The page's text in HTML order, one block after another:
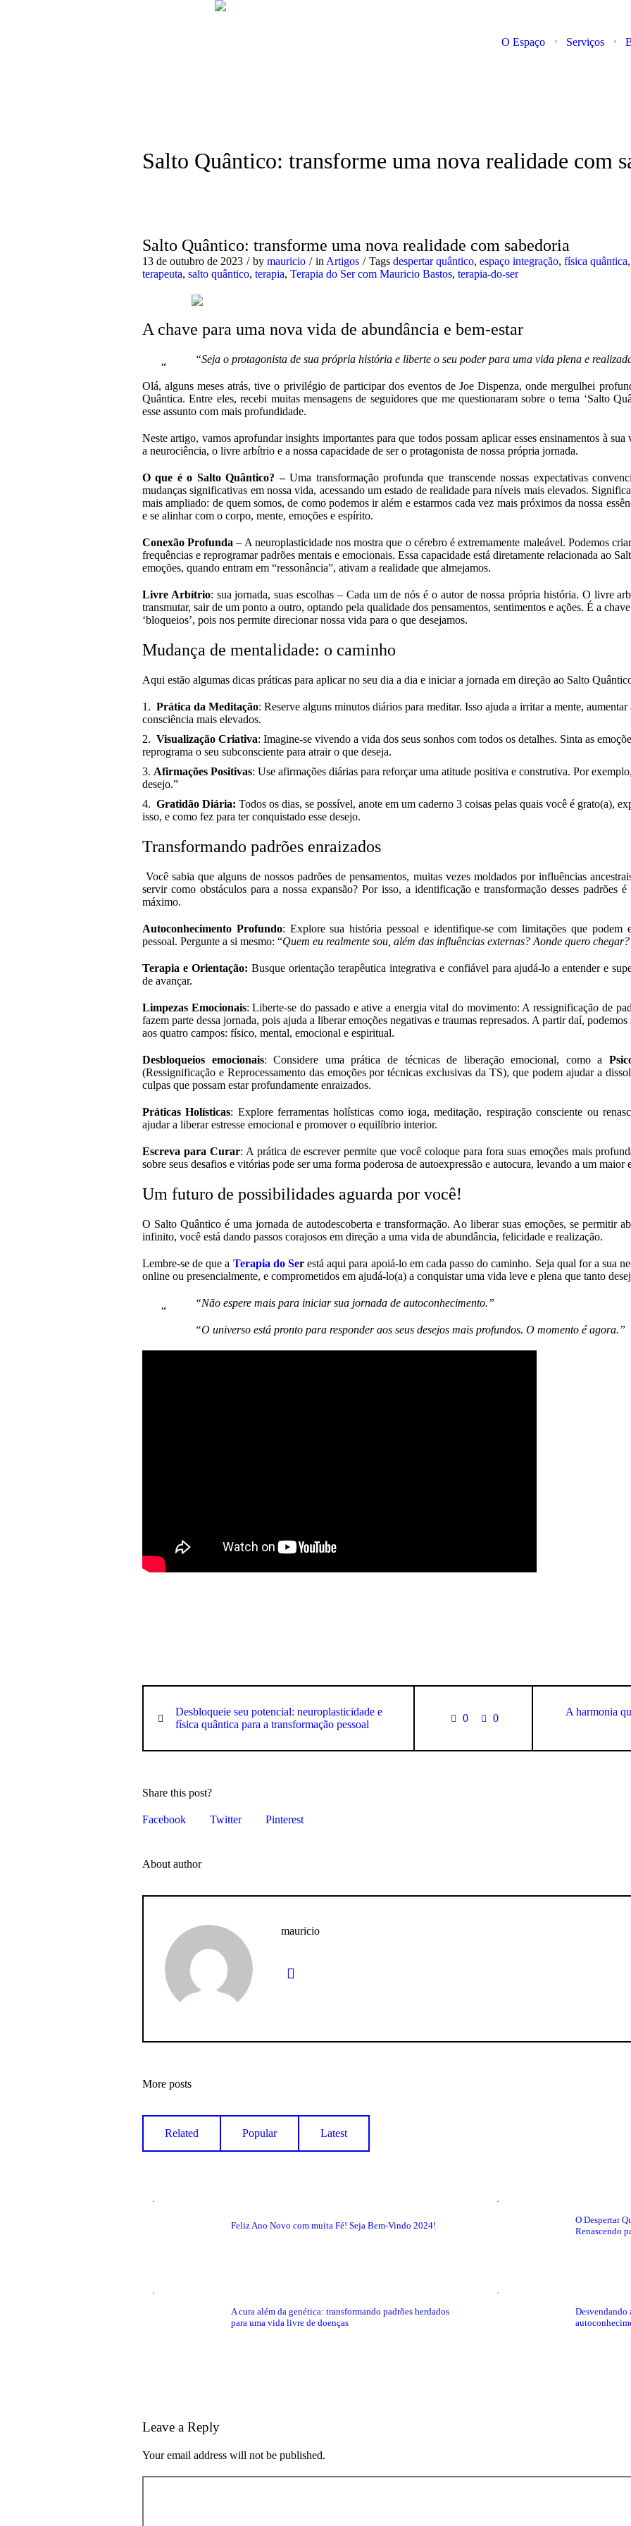
O Espaço Serviços
Salto Quântico: transforme uma nova realidade com
Salto Quântico: transforme uma nova realidade com sabedoria
13 de outubro de 2023 by mauricio in Artigos Tags despertar quântico, espaço integração, física quântica,
terapeuta, salto quântico, terapia, Terapia do Ser com Mauricio Bastos, terapia-do-ser
A chave para uma nova vida de abundância e bem-estar
“Seja o protagonista de sua própria história e liberte o seu poder para uma vida plena e
Olá, alguns meses atrás, tive o privilégio de participar dos eventos de Joe Dispenza, onde mergulhei
Quântica. Entre eles, recebi muitas mensagens de seguidores que me questionaram sobre o tema ‘Salto
esse assunto com mais profundidade.
Neste artigo, vamos aprofundar insights importantes para que todos possam aplicar esses ensinamentos à
a neurociência, o livre arbítrio e a nossa capacidade de ser o protagonista de nossa própria jornada.
O que é o Salto Quântico? –Uma transformação profunda que transcende nossas expectativas
mudanças significativas em nossa vida, acessando um estado de realidade para níveis mais elevados.
mais ampliado: de quem somos, de como podemos ir além e estarmos cada vez mais próximos da nossa
e se alinhar com o corpo, mente, emoções e espírito.
Conexão Profunda – A neuroplasticidade nos mostra que o cérebro é extremamente maleável. Podemos
frequências e reprogramar padrões mentais e emocionais. Essa capacidade está diretamente relacionada ao
emoções, quando entram em “ressonância”, ativam a realidade que almejamos.
Livre Arbítrio: sua jornada, suas escolhas – Cada um de nós é o autor de nossa própria história. O livre
transmutar, sair de um ponto a outro, optando pela qualidade dos pensamentos, sentimentos e ações. É a chave
‘bloqueios’, pois nos permite direcionar nossa vida para o que desejamos.
Mudança de mentalidade: o caminho
Aqui estão algumas dicas práticas para aplicar no seu dia a dia e iniciar a jornada em direção ao Salto
Prática da Meditação: Reserve alguns minutos diários para meditar. Isso ajuda a irritar a mente, aumentar
consciência mais elevados.
Visualização Criativa: Imagine-se vivendo a vida dos seus sonhos com todos os detalhes. Sinta as
reprograma o seu subconsciente para atrair o que deseja.
Afirmações Positivas: Use afirmações diárias para reforçar uma atitude positiva e construtiva. Por
desejo.”
Gratidão Diária: Todos os dias, se possível, anote em um caderno 3 coisas pelas quais você é grato(a),
isso, e como fez para ter conquistado esse desejo.
Transformando padrões enraizados
Você sabia que alguns de nossos padrões de pensamentos, muitas vezes moldados por influências
servir como obstáculos para a nossa expansão? Por isso, a identificação e transformação desses padrões
máximo.
Autoconhecimento Profundo: Explore sua história pessoal e identifique-se com limitações que podem
pessoal. Pergunte a si mesmo: “Quem eu realmente sou, além das influências externas? Aonde quero
Terapia e Orientação: Busque orientação terapêutica integrativa e confiável para ajudá-lo a entender e
de avançar.
Limpezas Emocionais: Liberte-se do passado e ative a energia vital do movimento: A ressignificação de
fazem parte dessa jornada, pois ajuda a liberar emoções negativas e traumas represados. A partir daí,
aos quatro campos: físico, mental, emocional e espiritual.
Desbloqueios emocionais: Considere uma prática de técnicas de liberação emocional, como a
(Ressignificação e Reprocessamento das emoções por técnicas exclusivas da TS), que podem ajudar a
culpas que possam estar profundamente enraizados.
Práticas Holísticas: Explore ferramentas holísticas como ioga, meditação, respiração consciente ou
ajudar a liberar estresse emocional e promover o equilíbrio interior.
Escreva para Curar: A prática de escrever permite que você coloque para fora suas emoções mais
sobre seus desafios e vitórias pode ser uma forma poderosa de autoexpressão e autocura, levando a um maior
Um futuro de possibilidades aguarda por você!
O Salto Quântico é uma jornada de autodescoberta e transformação. Ao liberar suas emoções, se permitir
infinito, você está dando passos corajosos em direção a uma vida de abundância, felicidade e realização.
Lembre-se de que a Terapia do Serestá aqui para apoiá-lo em cada passo do caminho. Seja qual for a sua
online ou presencialmente, e comprometidos em ajudá-lo(a) a conquistar uma vida leve e plena que tanto
“Não espere mais para iniciar sua jornada de autoconhecimento.”
“O universo está pronto para responder aos seus desejos mais profundos. O momento é agora.”
0 0
Desbloqueie seu potencial: neuroplasticidade e
física quântica para a transformação pessoal
A harmonia
Share this post?
Facebook Twitter Pinterest
About author
mauricio
More posts
Related Popular Latest
Feliz Ano Novo com muita Fé! Seja Bem-Vindo 2024!
O Despertar
Renascendo
A cura além da genética: transformando padrões herdados
para uma vida livre de doenças
Desvendando
Leave a Reply
Your email address will not be published.